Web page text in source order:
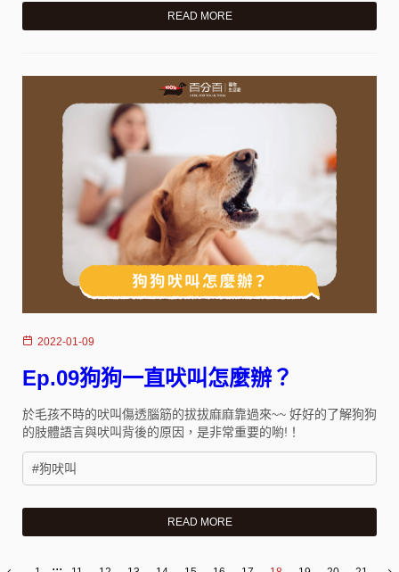
READ MORE
2022-01-09
Ep.09狗狗一直吠叫怎麼辦？
於毛孩不時的吠叫傷透腦筋的拔拔麻麻靠過來~~ 好好的了解狗狗
的肢體語言與吠叫背後的原因，是非常重要的喲!！
#狗吠叫
READ MORE
...